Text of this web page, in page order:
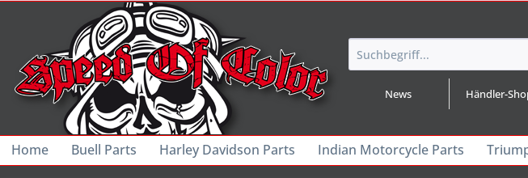
News Händler-
Home Buell Parts Harley Davidson Parts Indian Motorcycle Parts